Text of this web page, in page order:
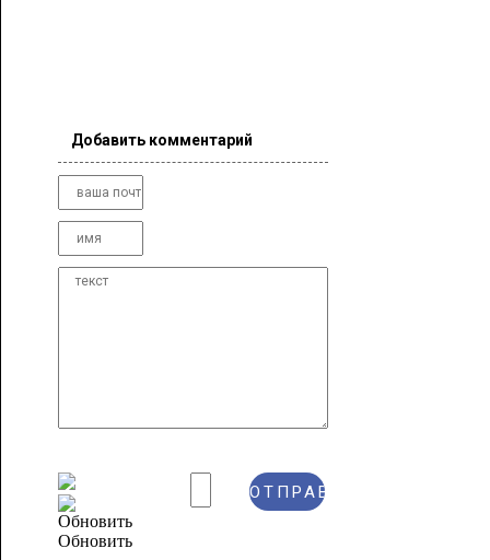
Добавить комментарий
Обновить